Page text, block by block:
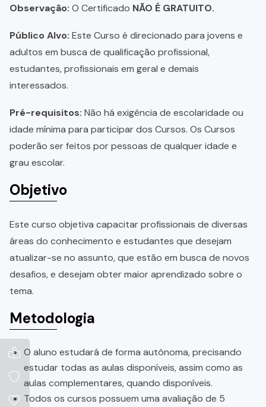
Observação: O Certificado NÃO É GRATUITO.
Público Alvo: Este Curso é direcionado para jovens e
adultos em busca de qualificação profissional,
estudantes, profissionais em geral e demais
interessados.
Pré-requisitos: Não há exigência de escolaridade ou
idade mínima para participar dos Cursos. Os Cursos
poderão ser feitos por pessoas de qualquer idade e
grau escolar.
Objetivo
Este curso objetiva capacitar profissionais de diversas
áreas do conhecimento e estudantes que desejam
atualizar-se no assunto, que estão em busca de novos
desafios, e desejam obter maior aprendizado sobre o
tema.
Metodologia
O aluno estudará de forma autônoma, precisando
estudar todas as aulas disponíveis, assim como as
aulas complementares, quando disponíveis.
Todos os cursos possuem uma avaliação de 5